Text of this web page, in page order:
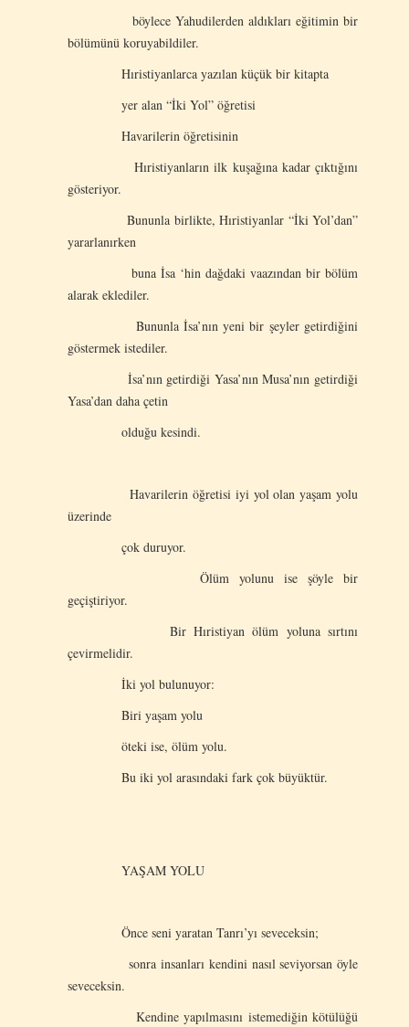
böylece Yahudilerden aldıkları eğitimin bir
bölümünü koruyabildiler.
Hıristiyanlarca yazılan küçük bir kitapta
yer alan “İki Yol” öğretisi
Havarilerin öğretisinin
Hıristiyanların ilk kuşağına kadar çıktığını
gösteriyor.
Bununla birlikte, Hıristiyanlar “İki Yol’dan”
yararlanırken
buna İsa ‘hin dağdaki vaazından bir bölüm
alarak eklediler.
Bununla İsa’nın yeni bir şeyler getirdiğini
göstermek istediler.
İsa’nın getirdiği Yasa’nın Musa’nın getirdiği
Yasa’dan daha çetin
olduğu kesindi.
Havarilerin öğretisi iyi yol olan yaşam yolu
üzerinde
çok duruyor.
Ölüm yolunu ise şöyle bir
geçiştiriyor.
Bir Hıristiyan ölüm yoluna sırtını
çevirmelidir.
İki yol bulunuyor:
Biri yaşam yolu
öteki ise, ölüm yolu.
Bu iki yol arasındaki fark çok büyüktür.
YAŞAM YOLU
Önce seni yaratan Tanrı’yı seveceksin;
sonra insanları kendini nasıl seviyorsan öyle
seveceksin.
Kendine yapılmasını istemediğin kötülüğü